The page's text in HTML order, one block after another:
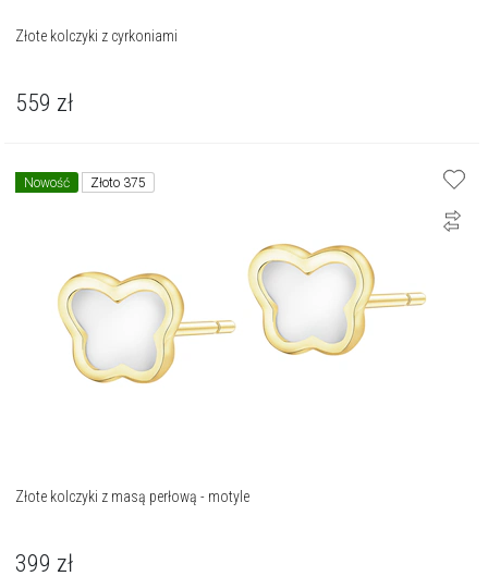
Złote kolczyki z cyrkoniami
559 zł
Nowość Złoto 375
Złote kolczyki z masą perłową - motyle
399 zł